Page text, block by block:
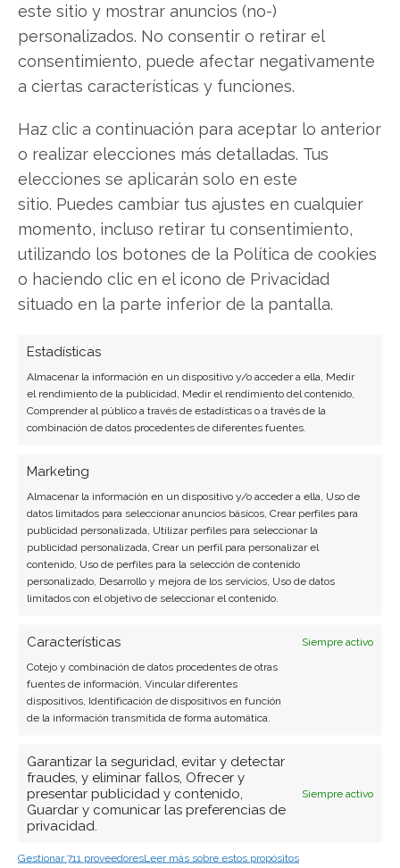
este sitio y mostrar anuncios (no-)
personalizados. No consentir o retirar el
consentimiento, puede afectar negativamente
a ciertas características y funciones.
Haz clic a continuación para aceptar lo anterior
o realizar elecciones más detalladas. Tus
elecciones se aplicarán solo en este
sitio. Puedes cambiar tus ajustes en cualquier
momento, incluso retirar tu consentimiento,
utilizando los botones de la Política de cookies
o haciendo clic en el icono de Privacidad
situado en la parte inferior de la pantalla.
Estadísticas
Almacenar la información en un dispositivo y/o acceder a ella, Medir
el rendimiento de la publicidad, Medir el rendimiento del contenido,
Comprender al público a través de estadísticas o a través de la
combinación de datos procedentes de diferentes fuentes.
Marketing
Almacenar la información en un dispositivo y/o acceder a ella, Uso de
datos limitados para seleccionar anuncios básicos, Crear perfiles para
publicidad personalizada, Utilizar perfiles para seleccionar la
publicidad personalizada, Crear un perfil para personalizar el
contenido, Uso de perfiles para la selección de contenido
personalizado, Desarrollo y mejora de los servicios, Uso de datos
limitados con el objetivo de seleccionar el contenido.
Características
Siempre activo
Cotejo y combinación de datos procedentes de otras
fuentes de información, Vincular diferentes
dispositivos, Identificación de dispositivos en función
de la información transmitida de forma automática.
Garantizar la seguridad, evitar y detectar
fraudes, y eliminar fallos, Ofrecer y
presentar publicidad y contenido,
Guardar y comunicar las preferencias de
privacidad.
Siempre activo
Gestionar 711 proveedoresLeer más sobre estos propósitos
Facebook
LinkedIn
Javier Martínez González
tecnológico. Analiza las últimas tendencias en
la nube.
Ver todos los artículos →
BUSCAR